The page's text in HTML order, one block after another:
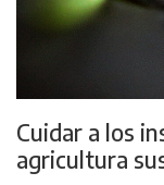
Cuidar a los
agricultura